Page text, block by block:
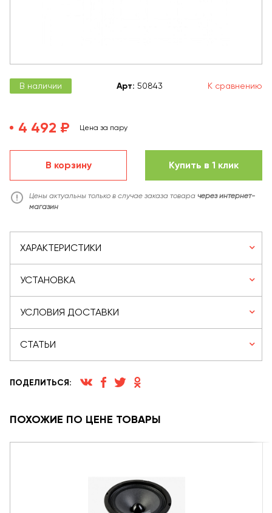
В наличии Арт: 50843 К сравнению
4 492 ₽ Цена за пару
В корзину Купить в 1 клик
Цены актуальны только в случае заказа товара через интернет-
магазин
ХАРАКТЕРИСТИКИ
УСТАНОВКА
УСЛОВИЯ ДОСТАВКИ
СТАТЬИ
ПОДЕЛИТЬСЯ:
ПОХОЖИЕ ПО ЦЕНЕ ТОВАРЫ